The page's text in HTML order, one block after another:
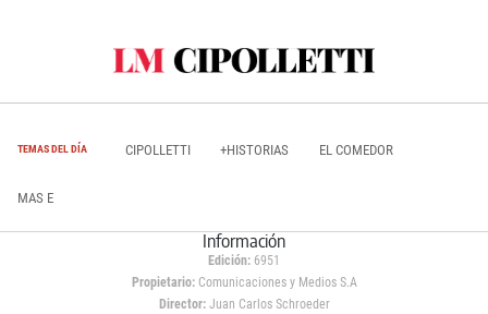
TEMAS DEL DÍA CIPOLLETTI +HISTORIAS EL COMEDOR
MAS E
Información
Edición: 6951
Propietario:Comunicaciones y Medios S.A
Director: Juan Carlos Schroeder